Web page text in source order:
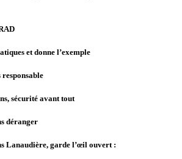
et donne l’exemple
responsable
sécurité avant tout
déranger
Lanaudière, garde l’œil ouvert :